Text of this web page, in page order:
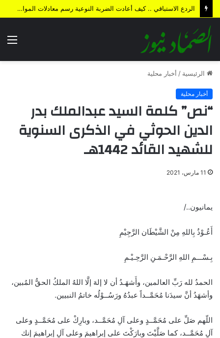
الردع الاستباقي .. كيف أعادت الضربة النوعية رسم معادلات المواجهة وأجهضت التحشيدات السعودية قبل انطلاقها؟
الرئيسية / أخبار محلية
أخبار محلية
“نص” كلمة السيد عبدالملك بدر
الدين الحوثي في الذكرى السنوية
للشهيد القائد 1442هـ
11 مارس، 2021
يمانيون../
أَعُـوْذُ بِاللهِ مِنْ الشَّيْطَان الرَّجِيْمِ
بِـسْـــمِ اللهِ الرَّحْـمَـنِ الرَّحِـيْـمِ
الحمدُ لله رَبِّ العالمين، وأَشهَـدُ أن لا إلهَ إلَّا اللهُ الملكُ الحقُّ المُبين،
وأشهَدُ أنَّ سيدَنا مُحَمَّــداً عبدُهُ ورَسُــوْلُه خاتمُ النبيين.
اللّهم صَلِّ على مُحَمَّــدٍ وعلى آلِ مُحَمَّــد، وبارِكْ على مُحَمَّــدٍ وعلى
آلِ مُحَمَّــد، كما صَلَّيْتَ وبارَكْتَ على إبراهيمَ وعلى آلِ إبراهيمَ إنك